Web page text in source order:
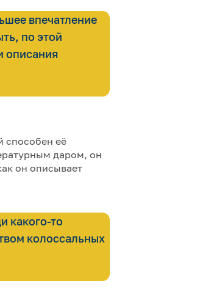
впечатление
по этой
описания
способен её
даром, он
он описывает
какого-то
колоссальных